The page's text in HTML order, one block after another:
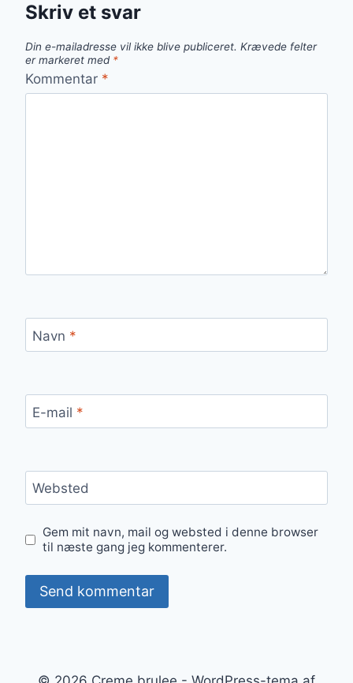
Skriv et svar
Din e-mailadresse vil ikke blive publiceret. Krævede felter
er markeret med *
Kommentar *
Navn *
E-mail *
Websted
Gem mit navn, mail og websted i denne browser
til næste gang jeg kommenterer.